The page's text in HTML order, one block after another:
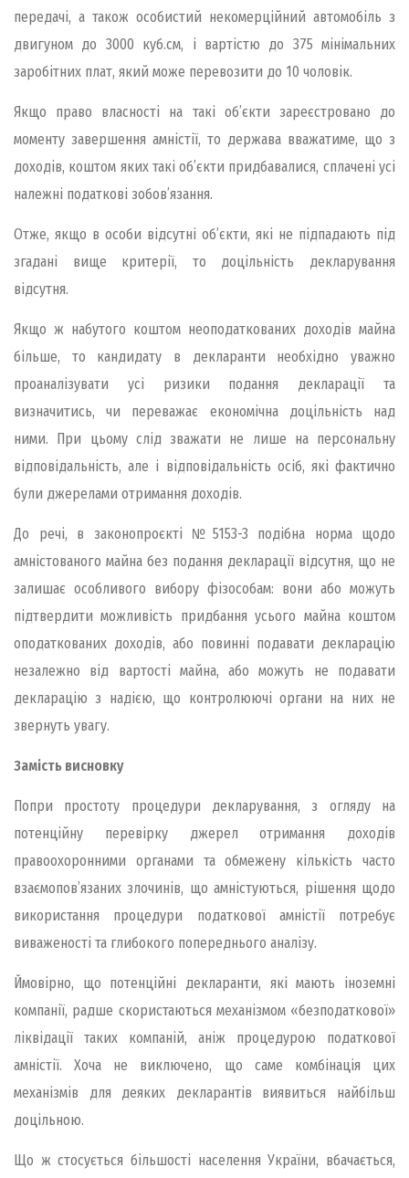
передачі, а також особистий некомерційний автомобіль з
двигуном до 3000 куб.см, і вартістю до 375 мінімальних
заробітних плат, який може перевозити до 10 чоловік.
Якщо право власності на такі об’єкти зареєстровано до
моменту завершення амністії, то держава вважатиме, що з
доходів, коштом яких такі об’єкти придбавалися, сплачені усі
належні податкові зобов’язання.
Отже, якщо в особи відсутні об’єкти, які не підпадають під
згадані вище критерії, то доцільність декларування
відсутня.
Якщо ж набутого коштом неоподаткованих доходів майна
більше, то кандидату в декларанти необхідно уважно
проаналізувати усі ризики подання декларації та
визначитись, чи переважає економічна доцільність над
ними. При цьому слід зважати не лише на персональну
відповідальність, але і відповідальність осіб, які фактично
були джерелами отримання доходів.
До речі, в законопроєкті №5153-3 подібна норма щодо
амністованого майна без подання декларації відсутня, що не
залишає особливого вибору фізособам: вони або можуть
підтвердити можливість придбання усього майна коштом
оподаткованих доходів, або повинні подавати декларацію
незалежно від вартості майна, або можуть не подавати
декларацію з надією, що контролюючі органи на них не
звернуть увагу.
Замість висновку
Попри простоту процедури декларування, з огляду на
потенційну перевірку джерел отримання доходів
правоохоронними органами та обмежену кількість часто
взаємопов’язаних злочинів, що амністуються, рішення щодо
використання процедури податкової амністії потребує
виваженості та глибокого попереднього аналізу.
Ймовірно, що потенційні декларанти, які мають іноземні
компанії, радше скористаються механізмом «безподаткової»
ліквідації таких компаній, аніж процедурою податкової
амністії. Хоча не виключено, що саме комбінація цих
механізмів для деяких декларантів виявиться найбільш
доцільною.
Що ж стосується більшості населення України, вбачається,